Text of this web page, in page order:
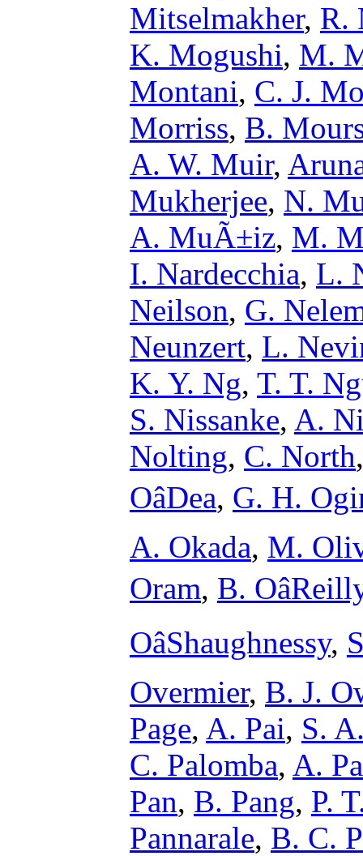
Mitselmakher, R.
K. Mogushi, M.
Montani, C. J.
Morriss, B.
A. W. Muir,
Mukherjee, N.
A. MuÃ±iz, M.
I. Nardecchia, L.
Neilson, G.
Neunzert, L.
K. Y. Ng, T. T.
S. Nissanke, A.
Nolting, C. North
OâDea, G. H.
A. Okada, M.
Oram, B.
OâShaughnessy,
Overmier, B. J.
Page, A. Pai, S.
C. Palomba, A.
Pan, B. Pang, P.
Pannarale, B. C.